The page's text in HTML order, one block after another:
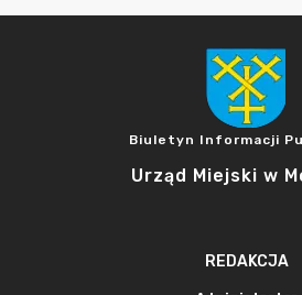
Biuletyn Informacji
Urząd Miejski w
REDAKCJA